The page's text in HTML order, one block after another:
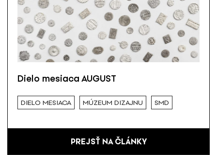
Dielo mesiaca AUGUST
DIELO MESIACA MÚZEUM DIZAJNU SMD
PREJSŤ NA ČLÁNKY